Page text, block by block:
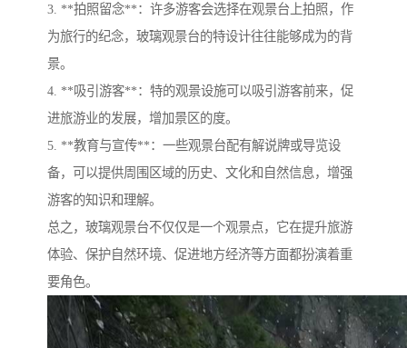
3. **拍照留念**：许多游客会选择在观景台上拍照，作
为旅行的纪念，玻璃观景台的特设计往往能够成为的背
景。
4. **吸引游客**：特的观景设施可以吸引游客前来，促
进旅游业的发展，增加景区的度。
5. **教育与宣传**：一些观景台配有解说牌或导览设
备，可以提供周围区域的历史、文化和自然信息，增强
游客的知识和理解。
总之，玻璃观景台不仅仅是一个观景点，它在提升旅游
体验、保护自然环境、促进地方经济等方面都扮演着重
要角色。